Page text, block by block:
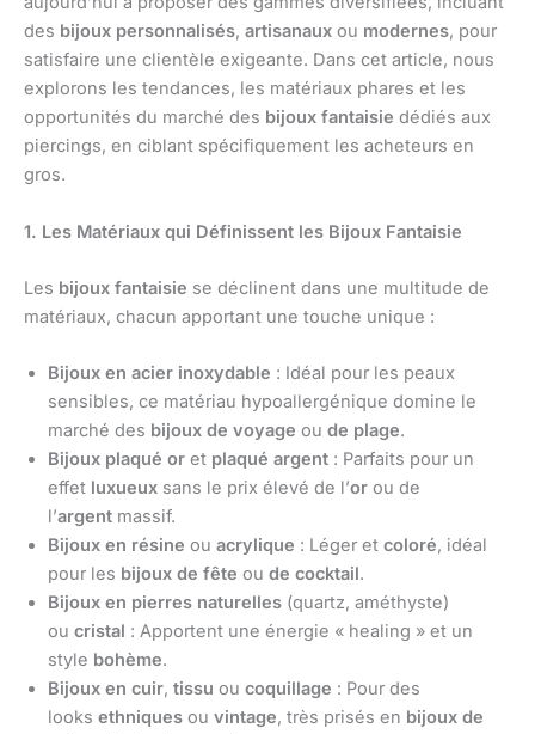
des bijoux personnalisés, artisanaux ou modernes, pour
satisfaire une clientèle exigeante. Dans cet article, nous
explorons les tendances, les matériaux phares et les
opportunités du marché des bijoux fantaisie dédiés aux
piercings, en ciblant spécifiquement les acheteurs en
gros.
1. Les Matériaux qui Définissent les Bijoux Fantaisie
Les bijoux fantaisie se déclinent dans une multitude de
matériaux, chacun apportant une touche unique :
Bijoux en acier inoxydable : Idéal pour les peaux
sensibles, ce matériau hypoallergénique domine le
marché des bijoux de voyage ou de plage.
Bijoux plaqué or et plaqué argent : Parfaits pour un
effet luxueux sans le prix élevé de l’or ou de
l’argent massif.
Bijoux en résine ou acrylique : Léger et coloré, idéal
pour les bijoux de fête ou de cocktail.
Bijoux en pierres naturelles (quartz, améthyste)
ou cristal : Apportent une énergie « healing » et un
style bohème.
Bijoux en cuir, tissu ou coquillage : Pour des
looks ethniques ou vintage, très prisés en bijoux de